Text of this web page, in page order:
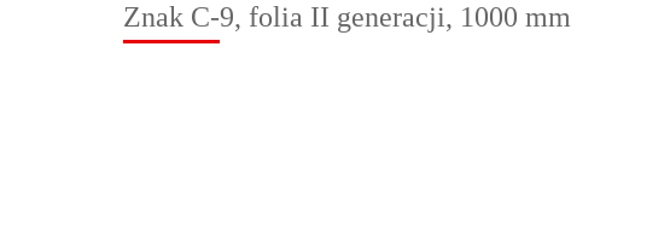
Znak C-9, folia II generacji, 1000 mm